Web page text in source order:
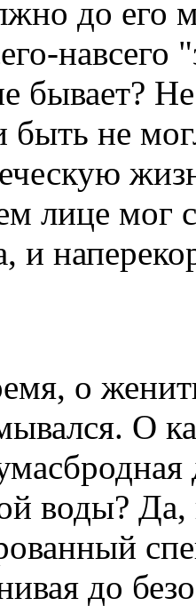
до его
навсего
бывает?
быть не
лице мог
и
о
О
воды?
до